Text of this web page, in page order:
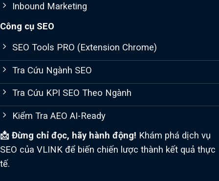
Inbound Marketing
Công cụ SEO
SEO Tools PRO (Extension Chrome)
Tra Cứu Ngành SEO
Tra Cứu KPI SEO Theo Ngành
Kiểm Tra AEO AI-Ready
📩 Đừng chỉ đọc, hãy hành động! Khám phá dịch vụ
SEO của VLINK để biến chiến lược thành kết quả thực
tế.